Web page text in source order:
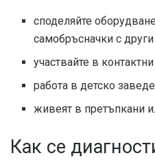
споделяйте
самобръсначки с
участвайте в
работа в детско
живеят в претъпкани
Как се